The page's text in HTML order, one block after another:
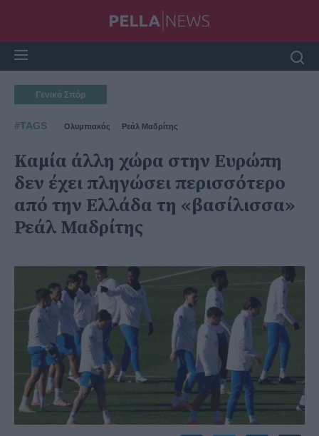
Γενικά Σπόρ
#TAGS Ολυμπιακός Ρεάλ Μαδρίτης
Καμία άλλη χώρα στην Ευρώπη
δεν έχει πληγώσει περισσότερο
από την Ελλάδα τη «βασίλισσα»
Ρεάλ Μαδρίτης